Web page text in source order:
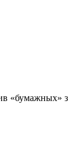
«бумажных»